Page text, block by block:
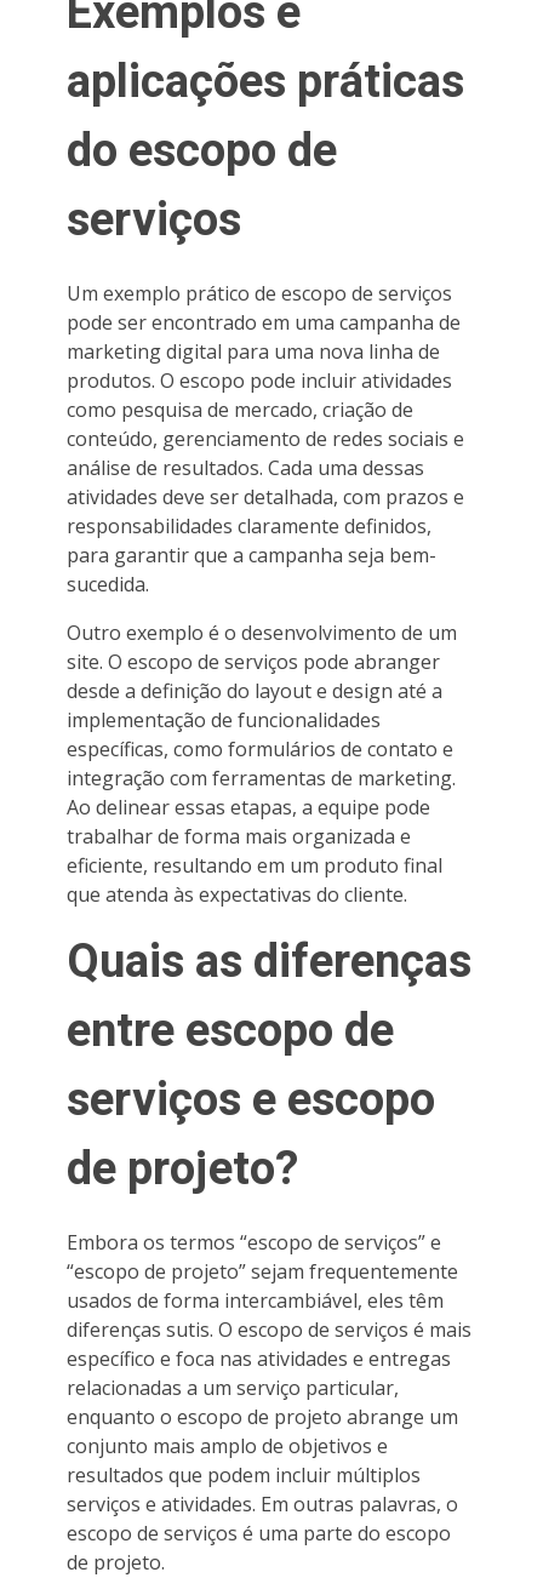
aplicações práticas
do escopo de
serviços
Um exemplo prático de escopo de serviços
pode ser encontrado em uma campanha de
marketing digital para uma nova linha de
produtos. O escopo pode incluir atividades
como pesquisa de mercado, criação de
conteúdo, gerenciamento de redes sociais e
análise de resultados. Cada uma dessas
atividades deve ser detalhada, com prazos e
responsabilidades claramente definidos,
para garantir que a campanha seja bem-
sucedida.
Outro exemplo é o desenvolvimento de um
site. O escopo de serviços pode abranger
desde a definição do layout e design até a
implementação de funcionalidades
específicas, como formulários de contato e
integração com ferramentas de marketing.
Ao delinear essas etapas, a equipe pode
trabalhar de forma mais organizada e
eficiente, resultando em um produto final
que atenda às expectativas do cliente.
Quais as diferenças
entre escopo de
serviços e escopo
de projeto?
Embora os termos “escopo de serviços” e
“escopo de projeto” sejam frequentemente
usados de forma intercambiável, eles têm
diferenças sutis. O escopo de serviços é mais
específico e foca nas atividades e entregas
relacionadas a um serviço particular,
enquanto o escopo de projeto abrange um
conjunto mais amplo de objetivos e
resultados que podem incluir múltiplos
serviços e atividades. Em outras palavras, o
escopo de serviços é uma parte do escopo
de projeto.